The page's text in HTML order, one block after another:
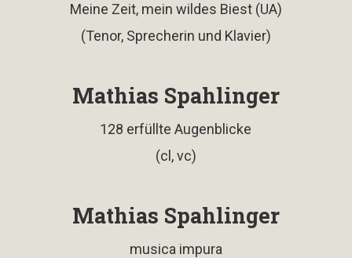
Meine Zeit, mein wildes Biest (UA)
(Tenor, Sprecherin und Klavier)
Mathias Spahlinger
128 erfüllte Augenblicke
(cl, vc)
Mathias Spahlinger
musica impura